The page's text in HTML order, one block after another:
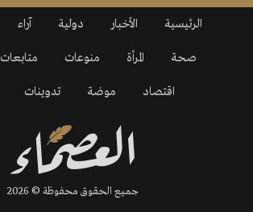
الرئيسية الأخبار دولية آراء
صحة المرأة منوعات متابعات
اقتصاد موضة تدوينات
جميع الحقوق محفوظة © 2026